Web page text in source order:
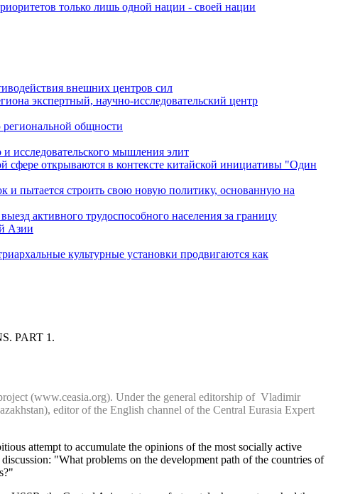
только лишь одной нации - своей нации
внешних центров сил
экспертный, научно-исследовательский центр
общности
исследовательского мышления элит
сфере открываются в контексте китайской инициативы "Один
и пытается строить свою новую политику, основанную на
активного трудоспособного населения за границу
Азии
культурные установки продвигаются как
PART 1.
(www.ceasia.org). Under the general editorship of Vladimir
editor of the English channel of the Central Eurasia Expert
attempt to accumulate the opinions of the most socially active
"What problems on the development path of the countries of